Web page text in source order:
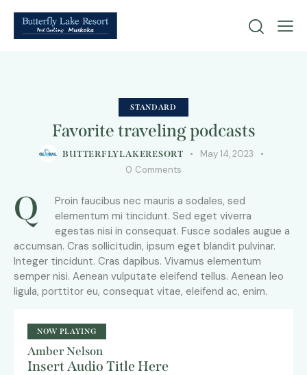
STANDARD
Favorite traveling podcasts
BUTTERFLYLAKERESORT
May 14, 2023
0 Comments
Q
Proin faucibus nec mauris a sodales, sed
elementum mi tincidunt. Sed eget viverra
egestas nisi in consequat. Fusce sodales augue a
accumsan. Cras sollicitudin, ipsum eget blandit pulvinar.
Integer tincidunt. Cras dapibus. Vivamus elementum
semper nisi. Aenean vulputate eleifend tellus. Aenean leo
ligula, porttitor eu, consequat vitae, eleifend ac, enim.
NOW PLAYING
Amber Nelson
Insert Audio Title Here